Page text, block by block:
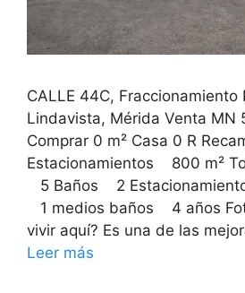
CALLE 44C, Fraccionamiento
Lindavista, Mérida Venta MN
Comprar 0 m² Casa 0 R
Estacionamientos 800 m²
5 Baños 2
1 medios baños 4 años
vivir aquí? Es una de las
Leer más